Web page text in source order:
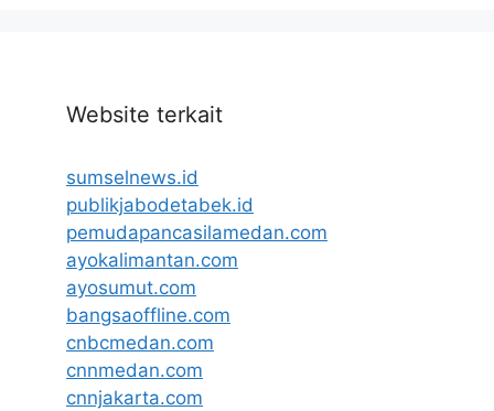
Website terkait
sumselnews.id
publikjabodetabek.id
pemudapancasilamedan.com
ayokalimantan.com
ayosumut.com
bangsaoffline.com
cnbcmedan.com
cnnmedan.com
cnnjakarta.com